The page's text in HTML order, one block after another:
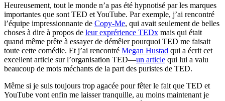
Heureusement, tout le monde n’a pas été hypnotisé par les marques
importantes que sont TED et YouTube. Par exemple, j’ai rencontré
l’équipe impressionnante de Copy-Me, qui avait seulement de belles
choses à dire à propos de leur exprérience TEDx mais qui était
quand même prête à essayer de démêler pourquoi TED me faisait
toute cette comédie. Et j’ai rencontré Megan Hustad qui a écrit cet
excellent article sur l’organisation TED—un article qui lui a valu
beaucoup de mots méchants de la part des puristes de TED.
Même si je suis toujours trop agacée pour fêter le fait que TED et
YouTube vont enfin me laisser tranquille, au moins maintenant je